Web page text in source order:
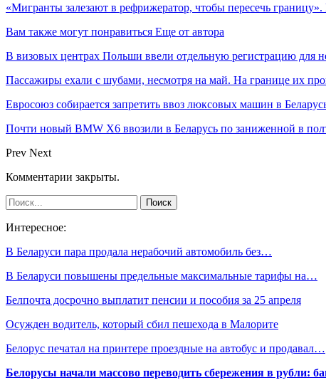
«Мигранты залезают в рефрижератор, чтобы пересечь границу».
Вам также могут понравиться Еще от автора
В визовых центрах Польши ввели отдельную регистрацию для
Пассажиры ехали с шубами, несмотря на май. На границе их
Евросоюз собирается запретить ввоз люксовых машин в
Почти новый BMW X6 ввозили в Беларусь по заниженной в
Prev Next
Комментарии закрыты.
Интересное:
В Беларуси пара продала нерабочий автомобиль без…
В Беларуси повышены предельные максимальные тарифы на…
Белпочта досрочно выплатит пенсии и пособия за 25 апреля
Осужден водитель, который сбил пешехода в Малорите
Белорус печатал на принтере проездные на автобус и продавал…
Белорусы начали массово переводить сбережения в рубли: